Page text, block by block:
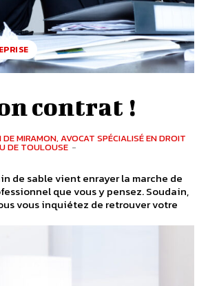
contrat !
MIRAMON, AVOCAT SPÉCIALISÉ EN DROIT
DE TOULOUSE -
de sable vient enrayer la marche de
que vous y pensez. Soudain,
vous inquiétez de retrouver votre